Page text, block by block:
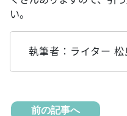
い。
執筆者：ライター 松
前の記事へ